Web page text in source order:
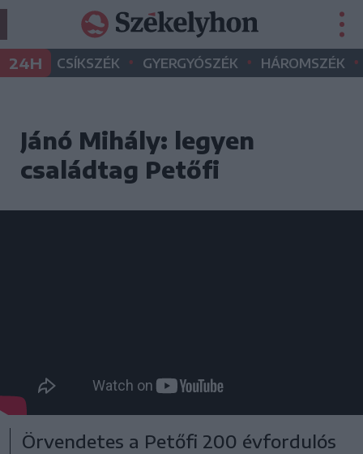
24H CSÍKSZÉK • GYERGYÓSZÉK • HÁROMSZÉK •
Jánó Mihály: legyen
családtag Petőfi
Örvendetes a Petőfi 200 évfordulós